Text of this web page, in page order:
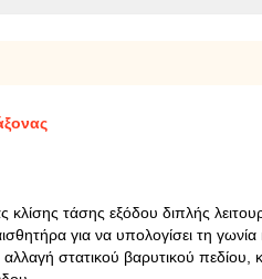
κλίσης τάσης εξόδου διπλής
για να υπολογίσει τη
στατικού βαρυτικού